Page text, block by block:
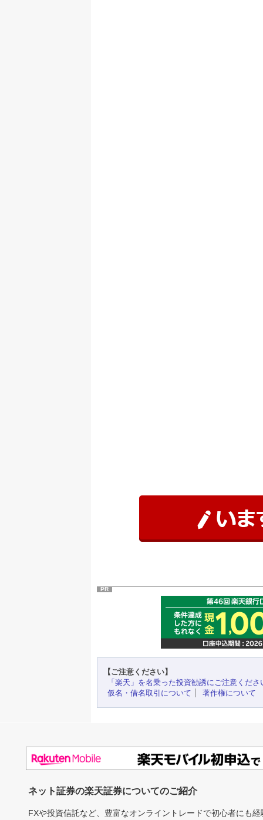
PR
【ご注意ください】
「楽天」を名乗った投資勧誘にご注意くださ
仮名・借名取引について
著作権について
ネット証券の楽天証券についてのご紹介
FXや投資信託など、豊富なオンライントレードで初心者にも